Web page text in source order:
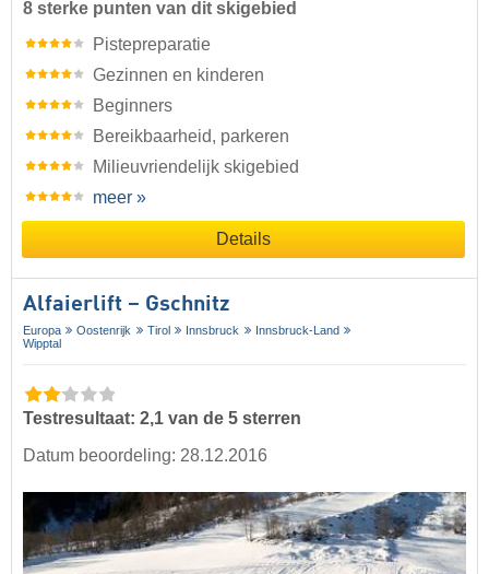
8 sterke punten van dit skigebied
Pistepreparatie
Gezinnen en kinderen
Beginners
Bereikbaarheid, parkeren
Milieuvriendelijk skigebied
meer »
Details
Alfaierlift – Gschnitz
Europa Oostenrijk Tirol Innsbruck
Innsbruck-Land
Wipptal
Testresultaat: 2,1 van de 5 sterren
Datum beoordeling: 28.12.2016